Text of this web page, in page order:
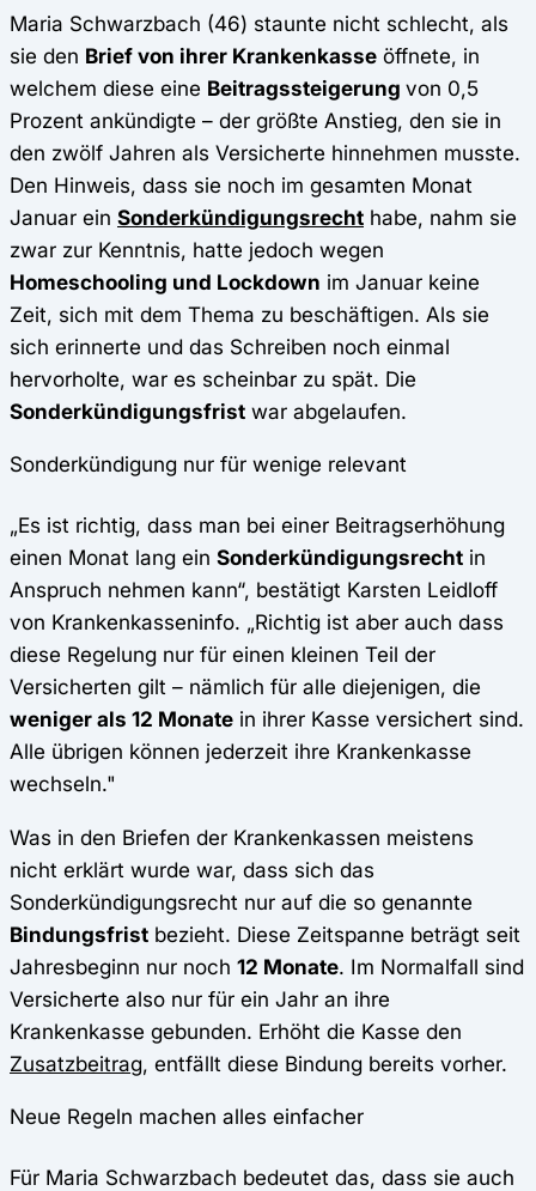
Maria Schwarzbach (46) staunte nicht schlecht, als
sie den Brief von ihrer Krankenkasse öffnete, in
welchem diese eine Beitragssteigerung von 0,5
Prozent ankündigte – der größte Anstieg, den sie in
den zwölf Jahren als Versicherte hinnehmen musste.
Den Hinweis, dass sie noch im gesamten Monat
Januar ein Sonderkündigungsrecht habe, nahm sie
zwar zur Kenntnis, hatte jedoch wegen
Homeschooling und Lockdown im Januar keine
Zeit, sich mit dem Thema zu beschäftigen. Als sie
sich erinnerte und das Schreiben noch einmal
hervorholte, war es scheinbar zu spät. Die
Sonderkündigungsfrist war abgelaufen.
Sonderkündigung nur für wenige relevant
„Es ist richtig, dass man bei einer Beitragserhöhung
einen Monat lang ein Sonderkündigungsrecht in
Anspruch nehmen kann“, bestätigt Karsten Leidloff
von Krankenkasseninfo. „Richtig ist aber auch dass
diese Regelung nur für einen kleinen Teil der
Versicherten gilt – nämlich für alle diejenigen, die
weniger als 12 Monate in ihrer Kasse versichert sind.
Alle übrigen können jederzeit ihre Krankenkasse
wechseln."
Was in den Briefen der Krankenkassen meistens
nicht erklärt wurde war, dass sich das
Sonderkündigungsrecht nur auf die so genannte
Bindungsfrist bezieht. Diese Zeitspanne beträgt seit
Jahresbeginn nur noch 12 Monate. Im Normalfall sind
Versicherte also nur für ein Jahr an ihre
Krankenkasse gebunden. Erhöht die Kasse den
Zusatzbeitrag, entfällt diese Bindung bereits vorher.
Neue Regeln machen alles einfacher
Für Maria Schwarzbach bedeutet das, dass sie auch